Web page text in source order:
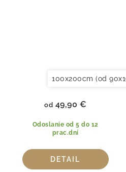
100x200cm (od
Odoslanie od 5 do 12
prac.dní
od 49,90 €
DETAIL